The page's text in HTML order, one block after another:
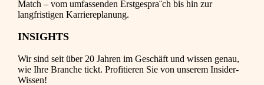
Match – vom umfassenden Erstgespra¨ch bis hin zur
langfristigen Karriereplanung.
INSIGHTS
Wir sind seit über 20 Jahren im Geschäft und wissen genau,
wie Ihre Branche tickt. Profitieren Sie von unserem Insider-
Wissen!